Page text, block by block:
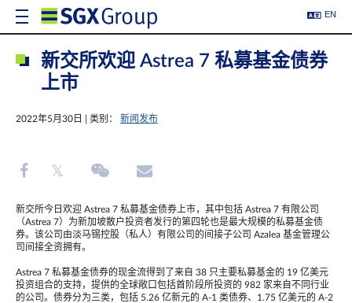
EN
新交所欢迎 Astrea 7 私募基金债券
上市
2022年5月30日 | 类别： 新闻发布
新交所今日欢迎 Astrea 7 私募基金债券上市，其中包括 Astrea 7 有限公司
（Astrea 7）为新加坡散户投资者发行的第四轮也是最大规模的私募基金债
券。该公司由淡马锡控股（私人）有限公司的间接子公司 Azalea 基金管理公
司间接全资拥有。
Astrea 7 私募基金债券的现金流得到了来自 38 只主要私募基金的 19 亿美元
投资组合的支持，提供的全球敞口包括首阶段所投资的 982 家来自不同行业
的公司。债券分为三类，包括 5.26 亿新元的 A-1 类债券、1.75 亿美元的 A-2